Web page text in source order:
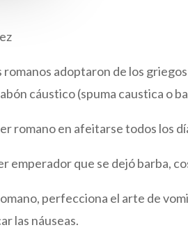
romanos adoptaron de los
cáustico (spuma caustica o
romano en afeitarse todos los
emperador que se dejó barba,
perfecciona el arte de
las náuseas.